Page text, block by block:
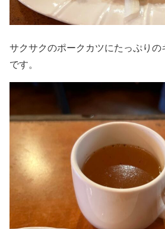
サクサクのポークカツにたっぷり
です。